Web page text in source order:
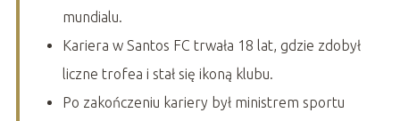
mundialu.
Kariera w Santos FC trwała 18 lat, gdzie zdobył
liczne trofea i stał się ikoną klubu.
Po zakończeniu kariery był ministrem sportu